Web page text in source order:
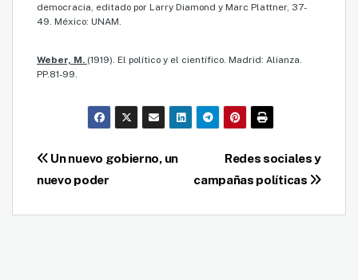
democracia, editado por Larry Diamond y Marc Plattner, 37-
49. México: UNAM.
Weber, M. (1919). El político y el científico. Madrid: Alianza.
PP.81-99.
Navegación
de
Redes sociales y
campañas políticas
Un nuevo gobierno, un
nuevo poder